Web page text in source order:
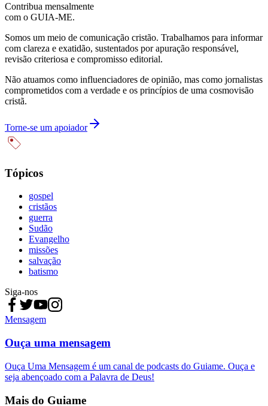
Contribua mensalmente
com o GUIA-ME.
Somos um meio de comunicação cristão. Trabalhamos para informar
com clareza e exatidão, sustentados por apuração responsável,
revisão criteriosa e compromisso editorial.
Não atuamos como influenciadores de opinião, mas como jornalistas
comprometidos com a verdade e os princípios de uma cosmovisão
cristã.
Torne-se um apoiador
Tópicos
gospel
cristãos
guerra
Sudão
Evangelho
missões
salvação
batismo
Siga-nos
Mensagem
Ouça uma mensagem
Ouça Uma Mensagem é um canal de podcasts do Guiame. Ouça e
seja abençoado com a Palavra de Deus!
Mais do Guiame